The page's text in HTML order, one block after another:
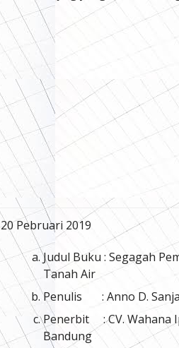
20 Pebruari 2019
Judul Buku : Segagah
Tanah Air
Penulis : Anno D.
Penerbit : CV. Wahana
Bandung